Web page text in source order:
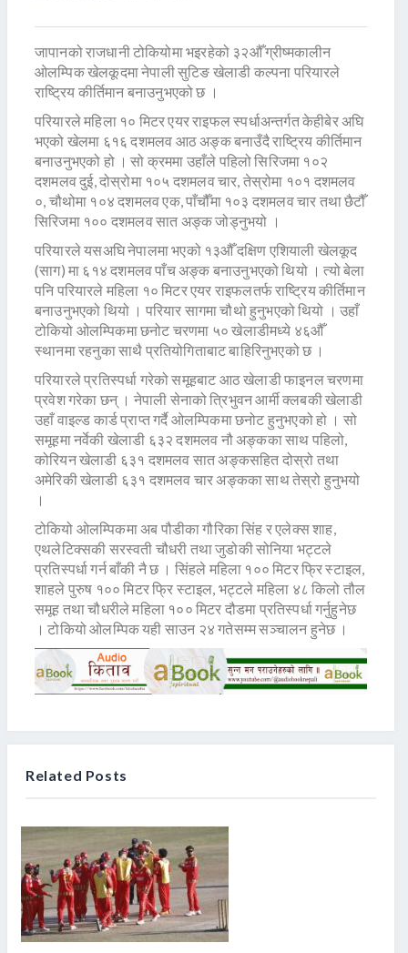
जापानको राजधानी टोकियोमा भइरहेको ३२औँ ग्रीष्मकालीन
ओलम्पिक खेलकूदमा नेपाली सुटिङ खेलाडी कल्पना परियारले
राष्ट्रिय कीर्तिमान बनाउनुभएको छ ।
परियारले महिला १० मिटर एयर राइफल स्पर्धाअन्तर्गत केहीबेर अघि
भएको खेलमा ६१६ दशमलव आठ अङ्क बनाउँदै राष्ट्रिय कीर्तिमान
बनाउनुभएको हो । सो क्रममा उहाँले पहिलो सिरिजमा १०२
दशमलव दुई, दोस्रोमा १०५ दशमलव चार, तेस्रोमा १०१ दशमलव
०, चौथोमा १०४ दशमलव एक, पाँचौँमा १०३ दशमलव चार तथा छैटौँ
सिरिजमा १०० दशमलव सात अङ्क जोड्नुभयो ।
परियारले यसअघि नेपालमा भएको १३औँ दक्षिण एशियाली खेलकूद
(साग) मा ६१४ दशमलव पाँच अङ्क बनाउनुभएको थियो । त्यो बेला
पनि परियारले महिला १० मिटर एयर राइफलतर्फ राष्ट्रिय कीर्तिमान
बनाउनुभएको थियो । परियार सागमा चौथो हुनुभएको थियो । उहाँ
टोकियो ओलम्पिकमा छनोट चरणमा ५० खेलाडीमध्ये ४६औँ
स्थानमा रहनुका साथै प्रतियोगिताबाट बाहिरिनुभएको छ ।
परियारले प्रतिस्पर्धा गरेको समूहबाट आठ खेलाडी फाइनल चरणमा
प्रवेश गरेका छन् । नेपाली सेनाको त्रिभुवन आर्मी क्लबकी खेलाडी
उहाँ वाइल्ड कार्ड प्राप्त गर्दै ओलम्पिकमा छनोट हुनुभएको हो । सो
समूहमा नर्वेकी खेलाडी ६३२ दशमलव नौ अङ्कका साथ पहिलो,
कोरियन खेलाडी ६३१ दशमलव सात अङ्कसहित दोस्रो तथा
अमेरिकी खेलाडी ६३१ दशमलव चार अङ्कका साथ तेस्रो हुनुभयो
।
टोकियो ओलम्पिकमा अब पौडीका गौरिका सिंह र एलेक्स शाह,
एथलेटिक्सकी सरस्वती चौधरी तथा जुडोकी सोनिया भट्टले
प्रतिस्पर्धा गर्न बाँकी नै छ । सिंहले महिला १०० मिटर फ्रि स्टाइल,
शाहले पुरुष १०० मिटर फ्रि स्टाइल, भट्टले महिला ४८ किलो तौल
समूह तथा चौधरीले महिला १०० मिटर दौडमा प्रतिस्पर्धा गर्नुहुनेछ
। टोकियो ओलम्पिक यही साउन २४ गतेसम्म सञ्चालन हुनेछ ।
Related Posts